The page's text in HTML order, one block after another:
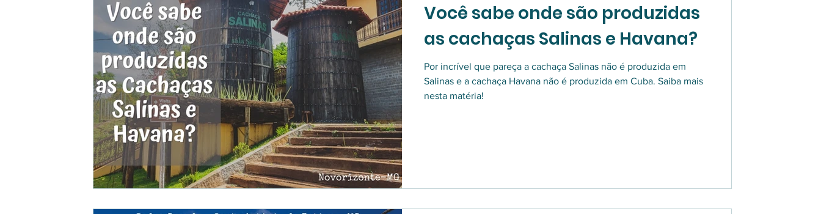
Você sabe onde são produzidas
as cachaças Salinas e Havana?
Por incrível que pareça a cachaça Salinas não é produzida em
Salinas e a cachaça Havana não é produzida em Cuba. Saiba mais
nesta matéria!